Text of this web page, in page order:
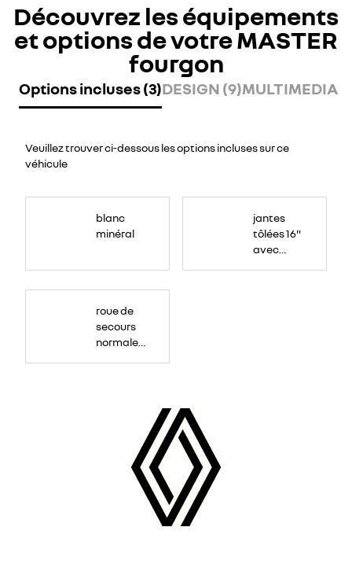
Découvrez les équipements
et options de votre MASTER
fourgon
Options incluses (3)DESIGN (9)MULTIMEDIA
Veuillez trouver ci-dessous les options incluses sur ce
véhicule
blanc
minéral
jantes
tôlées 16"
avec
roue de
secours
normale